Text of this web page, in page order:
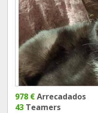
978 €Arrecadados
43 Teamers